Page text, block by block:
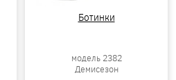
Ботинки
модель 2382
Демисезон